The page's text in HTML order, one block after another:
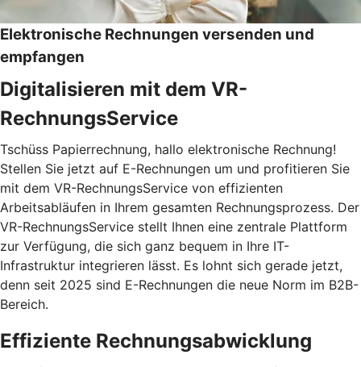
Elektronische Rechnungen versenden und
empfangen
Digitalisieren mit dem VR-
RechnungsService
Tschüss Papierrechnung, hallo elektronische Rechnung!
Stellen Sie jetzt auf E-Rechnungen um und profitieren Sie
mit dem VR-RechnungsService von effizienten
Arbeitsabläufen in Ihrem gesamten Rechnungsprozess. Der
VR-RechnungsService stellt Ihnen eine zentrale Plattform
zur Verfügung, die sich ganz bequem in Ihre IT-
Infrastruktur integrieren lässt. Es lohnt sich gerade jetzt,
denn seit 2025 sind E-Rechnungen die neue Norm im B2B-
Bereich.
Effiziente Rechnungsabwicklung